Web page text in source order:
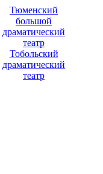
Тюменский
большой
драматический
театр
Тобольский
драматический
театр